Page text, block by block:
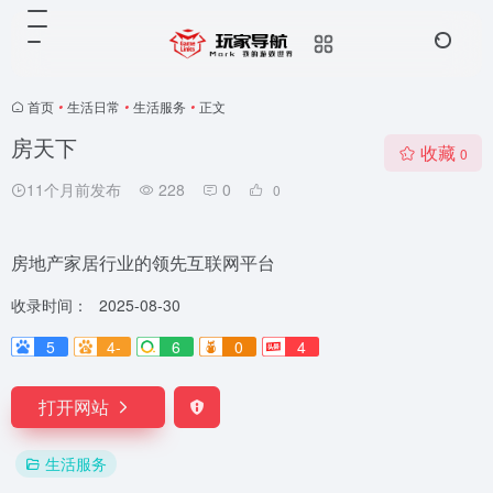
首页 • 生活日常 • 生活服务 • 正文
房天下
11个月前发布 228 0 0
收藏 0
房地产家居行业的领先互联网平台
收录时间：
2025-08-30
5
4- 6 0 4
打开网站
生活服务